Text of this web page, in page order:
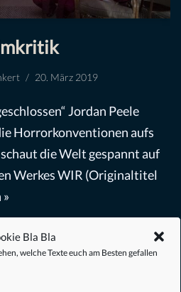
Bla Bla
welche Texte euch am Besten gefallen
20. März 2019
Jordan Peele
Horrorkonventionen aufs
die Welt gespannt auf
Werkes WIR (Originaltitel